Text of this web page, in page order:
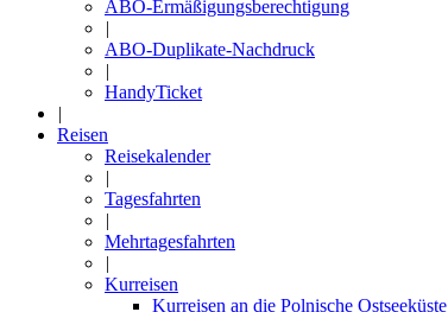
ABO-Ermäßigungsberechtigung
|
ABO-Duplikate-Nachdruck
|
HandyTicket
|
Reisen
Reisekalender
|
Tagesfahrten
|
Mehrtagesfahrten
|
Kurreisen
Kurreisen an die Polnische Ostseeküste